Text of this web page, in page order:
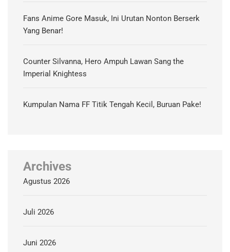
Fans Anime Gore Masuk, Ini Urutan Nonton Berserk
Yang Benar!
Counter Silvanna, Hero Ampuh Lawan Sang the
Imperial Knightess
Kumpulan Nama FF Titik Tengah Kecil, Buruan Pake!
Archives
Agustus 2026
Juli 2026
Juni 2026